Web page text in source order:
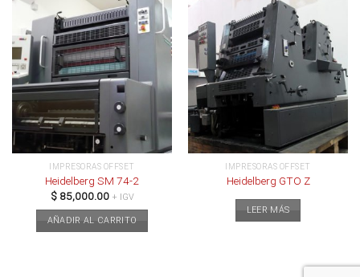
IMPRESORAS OFFSET
Heidelberg SM 74-2
$85,000.00 + IGV
AÑADIR AL CARRITO
IMPRESORAS OFFSET
Heidelberg GTO Z
LEER MÁS